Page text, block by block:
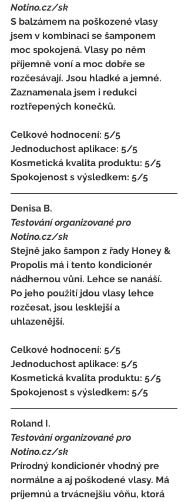
Notino.cz/sk
S balzámem na poškozené vlasy
jsem v kombinaci se šamponem
moc spokojená. Vlasy po něm
příjemně voní a moc dobře se
rozčesávají. Jsou hladké a jemné.
Zaznamenala jsem i redukci
roztřepených konečků.
Celkové hodnocení: 5/5
Jednoduchost aplikace: 5/5
Kosmetická kvalita produktu: 5/5
Spokojenost s výsledkem: 5/5
Denisa B.
Testování organizované pro
Notino.cz/sk
Stejně jako šampon z řady Honey &
Propolis má i tento kondicionér
nádhernou vůni. Lehce se nanáší.
Po jeho použití jdou vlasy lehce
rozčesat, jsou lesklejší a
uhlazenější.
Celkové hodnocení: 5/5
Jednoduchost aplikace: 5/5
Kosmetická kvalita produktu: 5/5
Spokojenost s výsledkem: 5/5
Roland I.
Testování organizované pro
Notino.cz/sk
Prírodný kondicionér vhodný pre
normálne a aj poškodené vlasy. Má
príjemnú a trvácnejšiu vôňu, ktorá